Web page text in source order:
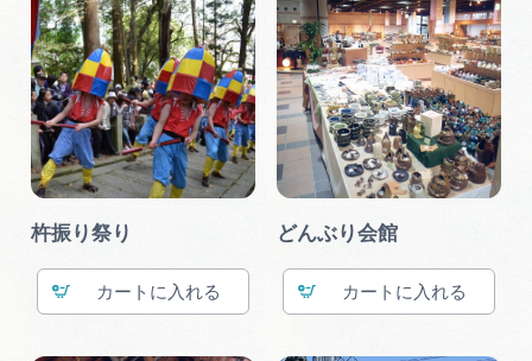
杵振り祭り
カート
どんぶり会館
カート